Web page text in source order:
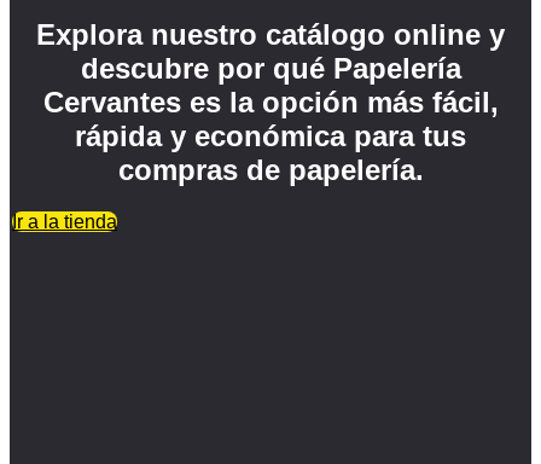
Explora nuestro catálogo online y
descubre por qué Papelería
Cervantes es la opción más fácil,
rápida y económica para tus
compras de papelería.
Ir a la tienda